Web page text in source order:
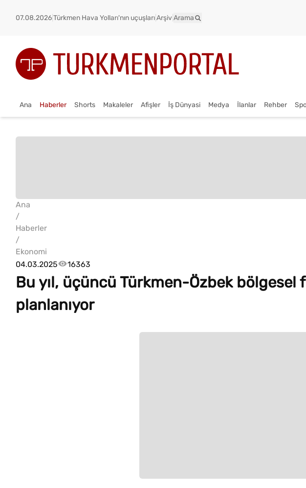
07.08.2026Türkmen Hava Yolları'nın uçuşlarıArşiv Arama
Ana Haberler Shorts Makaleler Afişler İş Dünyasi Medya İlanlar Rehber
Ana
/
Haberler
/
Ekonomi
04.03.2025
16363
Bu yıl, üçüncü Türkmen-Özbek
planlanıyor